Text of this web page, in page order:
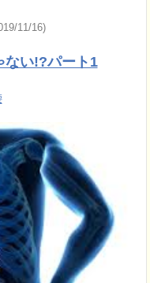
11/16)
ない!?パート1